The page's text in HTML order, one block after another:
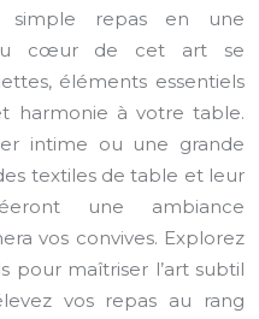
simple repas en une
cœur de cet art se
éléments essentiels
harmonie à votre table.
intime ou une grande
textiles de table et leur
une ambiance
vos convives. Explorez
pour maîtriser l’art subtil
vos repas au rang